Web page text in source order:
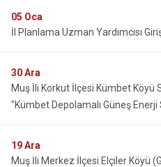
05 Oca
İl Planlama Uzman Yardımcısı
30Ara
Muş İli Korkut İlçesi Kümbet Köyü
"Kümbet Depolamalı Güneş Enerji
19Ara
Muş İli Merkez İlçesi Elçiler Köyü